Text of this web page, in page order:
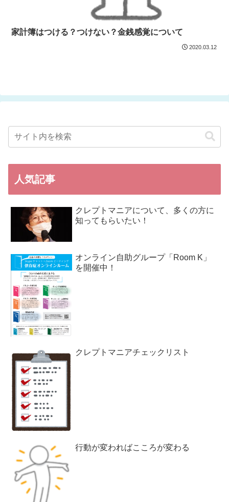
家計簿はつける？つけない？金銭感覚について
2020.03.12
人気記事
クレプトマニアについて、多くの方に
知ってもらいたい！
オンライン自助グループ「Room K」
を開催中！
クレプトマニアチェックリスト
行動が変わればこころが変わる